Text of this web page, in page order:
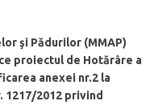
şi Pădurilor (MMAP)
proiectul de Hotărâre a
anexei nr.2 la
1217/2012 privind